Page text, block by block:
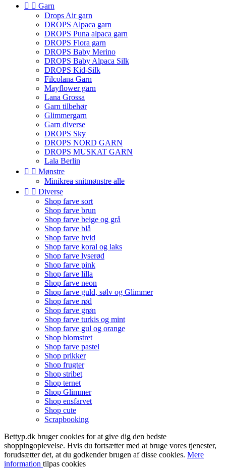
  Garn
Drops Air garn
DROPS Alpaca garn
DROPS Puna alpaca garn
DROPS Flora garn
DROPS Baby Merino
DROPS Baby Alpaca Silk
DROPS Kid-Silk
Filcolana Garn
Mayflower garn
Lana Grossa
Garn tilbehør
Glimmergarn
Garn diverse
DROPS Sky
DROPS NORD GARN
DROPS MUSKAT GARN
Lala Berlin
  Mønstre
Minikrea snitmønstre alle
  Diverse
Shop farve sort
Shop farve brun
Shop farve beige og grå
Shop farve blå
Shop farve hvid
Shop farve koral og laks
Shop farve lyserød
Shop farve pink
Shop farve lilla
Shop farve neon
Shop farve guld, sølv og Glimmer
Shop farve rød
Shop farve grøn
Shop farve turkis og mint
Shop farve gul og orange
Shop blomstret
Shop farve pastel
Shop prikker
Shop frugter
Shop stribet
Shop ternet
Shop Glimmer
Shop ensfarvet
Shop cute
Scrapbooking
Bettyp.dk bruger cookies for at give dig den bedste
shoppingoplevelse. Hvis du fortsætter med at bruge vores tjenester,
forudsætter det, at du godkender brugen af disse cookies. Mere
information tilpas cookies